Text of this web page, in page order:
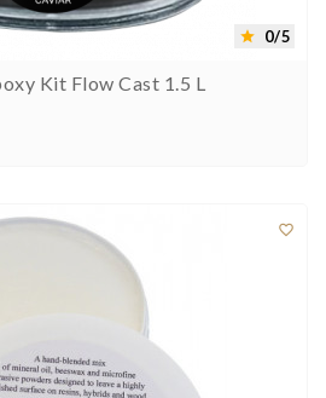
 0/5
Kit Flow Cast 1.5 L
